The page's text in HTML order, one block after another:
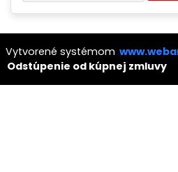
Vytvorené systémom
Odstúpenie od kúpnej zmluvy